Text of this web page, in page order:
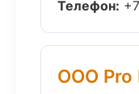
Телефон:
ООО Pro